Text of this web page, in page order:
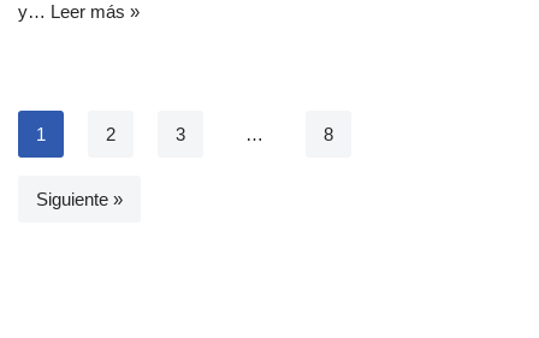
y… Leer más »
1 2 3 … 8
Siguiente »